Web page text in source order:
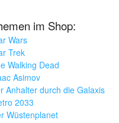
im Shop:
Wars
Trek
Walking Dead
Asimov
Anhalter durch die Galaxis
2033
Wüstenplanet